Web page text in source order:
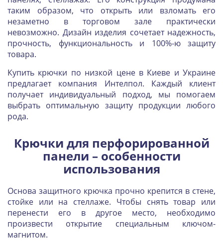
таким образом, что открыть или взломать его
незаметно в торговом зале практически
невозможно. Дизайн изделия сочетает надежность,
прочность, функциональность и 100%-ю защиту
товара.
Купить крючки по низкой цене в Киеве и Украине
предлагает компания Интелпол. Каждый клиент
получает индивидуальный подход, мы помогаем
выбрать оптимальную защиту продукции любого
рода.
Крючки для перфорированной
панели – особенности
использования
Основа защитного крючка прочно крепится в стене,
стойке или на стеллаже. Чтобы снять товар или
перенести его в другое место, необходимо
произвести открытие специальным ключом-
магнитом.